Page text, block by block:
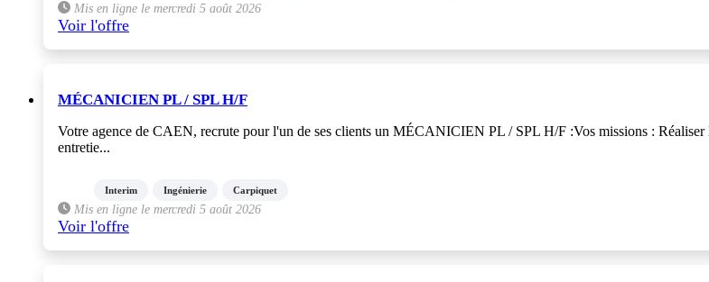
Mis en ligne le mercredi 5 août 2026
Voir l'offre
MÉCANICIEN PL / SPL H/F
Votre agence de CAEN, recrute pour l'un de ses clients un MÉCANICIEN PL / SPL H/F :Vos missions :
entretie...
Interim Ingénierie Carpiquet
Mis en ligne le mercredi 5 août 2026
Voir l'offre